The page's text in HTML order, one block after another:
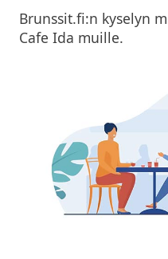
Brunssit.fi:n kyselyn
Cafe Ida muille.